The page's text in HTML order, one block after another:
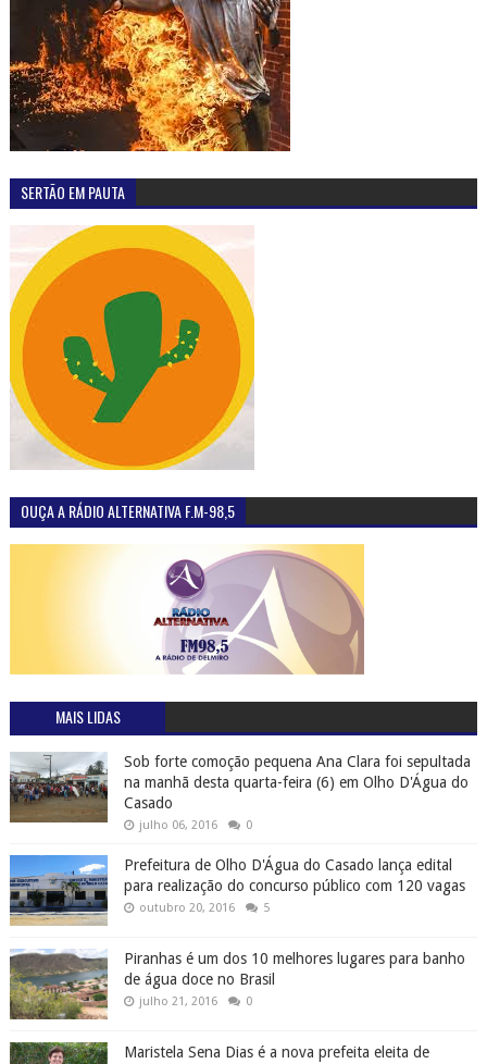
SERTÃO EM PAUTA
OUÇA A RÁDIO ALTERNATIVA F.M-98,5
MAIS LIDAS
Sob forte comoção pequena Ana Clara foi sepultada
na manhã desta quarta-feira (6) em Olho D'Água do
Casado
julho 06, 2016 0
Prefeitura de Olho D'Água do Casado lança edital
para realização do concurso público com 120 vagas
outubro 20, 2016 5
Piranhas é um dos 10 melhores lugares para banho
de água doce no Brasil
julho 21, 2016 0
Maristela Sena Dias é a nova prefeita eleita de